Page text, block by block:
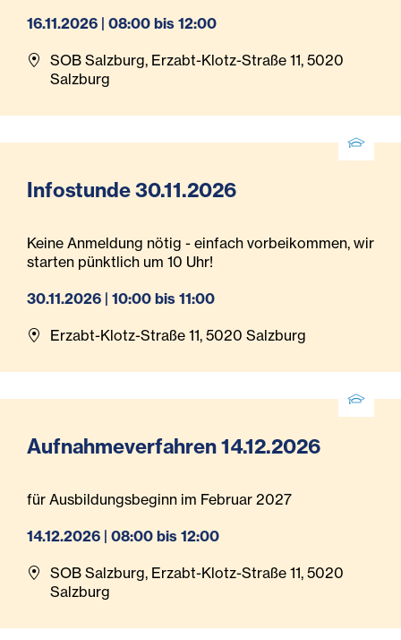
16.11.2026 | 08:00 bis 12:00
SOB Salzburg, Erzabt-Klotz-Straße 11, 5020
Salzburg
Infostunde 30.11.2026
Keine Anmeldung nötig - einfach vorbeikommen, wir
starten pünktlich um 10 Uhr!
30.11.2026 | 10:00 bis 11:00
Erzabt-Klotz-Straße 11, 5020 Salzburg
Aufnahmeverfahren 14.12.2026
für Ausbildungsbeginn im Februar 2027
14.12.2026 | 08:00 bis 12:00
SOB Salzburg, Erzabt-Klotz-Straße 11, 5020
Salzburg